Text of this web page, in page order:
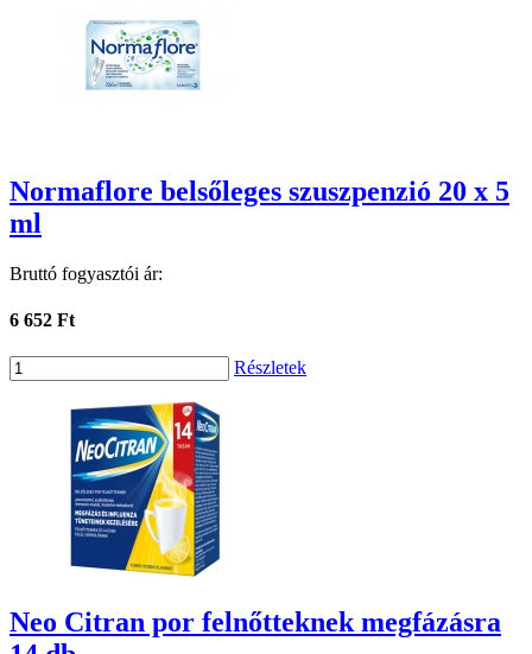
Normaflore belsőleges szuszpenzió 20 x 5
ml
Bruttó fogyasztói ár:
6 652 Ft
Részletek
Neo Citran por felnőtteknek megfázásra